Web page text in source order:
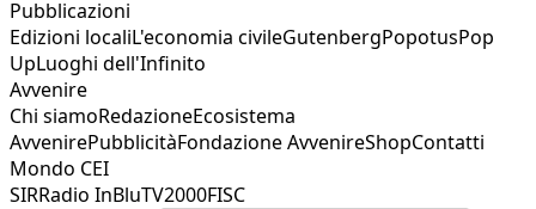
Pubblicazioni
Edizioni localiL'economia civileGutenbergPopotusPop
UpLuoghi dell'Infinito
Avvenire
Chi siamoRedazioneEcosistema
AvvenirePubblicitàFondazione AvvenireShopContatti
Mondo CEI
SIRRadio InBluTV2000FISC